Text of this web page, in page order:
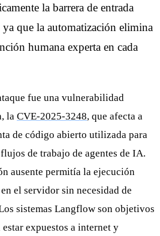
la barrera de entrada
ya que la automatización elimina
humana experta en cada
fue una vulnerabilidad
la CVE-2025-3248, que afecta a
de código abierto utilizada para
de trabajo de agentes de IA.
ausente permitía la ejecución
el servidor sin necesidad de
sistemas Langflow son objetivos
expuestos a internet y